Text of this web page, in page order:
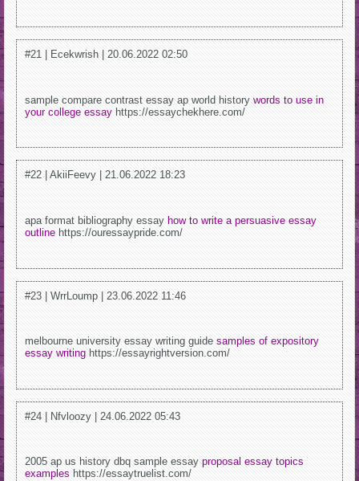
#21 | Ecekwrish | 20.06.2022 02:50
sample compare contrast essay ap world history words to use in
your college essay https://essaychekhere.com/
#22 | AkiiFeevy | 21.06.2022 18:23
apa format bibliography essay how to write a persuasive essay
outline https://ouressaypride.com/
#23 | WrrLoump | 23.06.2022 11:46
melbourne university essay writing guide samples of expository
essay writing https://essayrightversion.com/
#24 | Nfvloozy | 24.06.2022 05:43
2005 ap us history dbq sample essay proposal essay topics
examples https://essaytruelist.com/